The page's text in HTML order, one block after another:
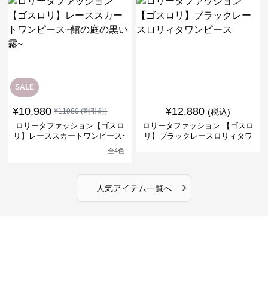
SALE
¥10,980 ¥11980(割引前)
ロリータファッション【ゴスロ
リ】レーススカートワンピース~
全4色
¥12,880 (税込)
ロリータファッション 【ゴスロ
リ】ブラックレースロリィタワ
人気アイテム一覧へ ›